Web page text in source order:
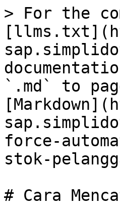
> For the
`.md` to
force-
stok-
# Cara